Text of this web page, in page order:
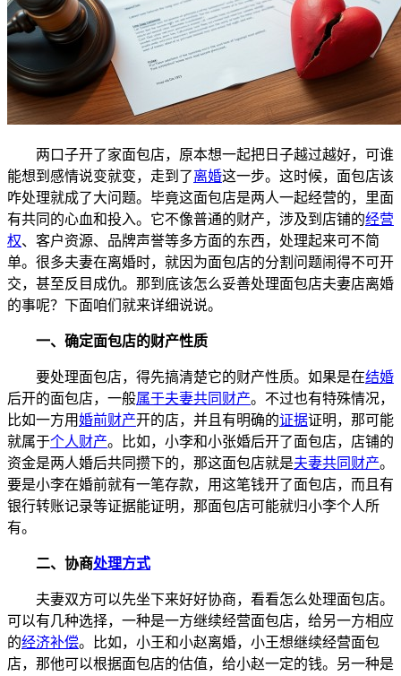
两口子开了家面包店，原本想一起把日子越过越好，可谁
能想到感情说变就变，走到了离婚这一步。这时候，面包店该
咋处理就成了大问题。毕竟这面包店是两人一起经营的，里面
有共同的心血和投入。它不像普通的财产，涉及到店铺的经营
权、客户资源、品牌声誉等多方面的东西，处理起来可不简
单。很多夫妻在离婚时，就因为面包店的分割问题闹得不可开
交，甚至反目成仇。那到底该怎么妥善处理面包店夫妻店离婚
的事呢？下面咱们就来详细说说。
一、确定面包店的财产性质
要处理面包店，得先搞清楚它的财产性质。如果是在结婚
后开的面包店，一般属于夫妻共同财产。不过也有特殊情况，
比如一方用婚前财产开的店，并且有明确的证据证明，那可能
就属于个人财产。比如，小李和小张婚后开了面包店，店铺的
资金是两人婚后共同攒下的，那这面包店就是夫妻共同财产。
要是小李在婚前就有一笔存款，用这笔钱开了面包店，而且有
银行转账记录等证据能证明，那面包店可能就归小李个人所
有。
二、协商处理方式
夫妻双方可以先坐下来好好协商，看看怎么处理面包店。
可以有几种选择，一种是一方继续经营面包店，给另一方相应
的经济补偿。比如，小王和小赵离婚，小王想继续经营面包
店，那他可以根据面包店的估值，给小赵一定的钱。另一种是